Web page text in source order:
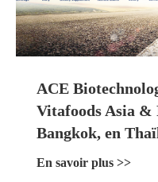
ACE
Vitafoods Asia &
Bangkok, en
septembre 2023
En savoir plus >>